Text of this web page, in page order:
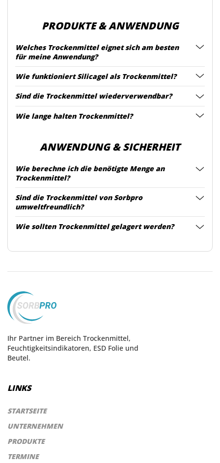
PRODUKTE & ANWENDUNG
Welches Trockenmittel eignet sich am besten
für meine Anwendung?
Wie funktioniert Silicagel als Trockenmittel?
Sind die Trockenmittel wiederverwendbar?
Wie lange halten Trockenmittel?
ANWENDUNG & SICHERHEIT
Wie berechne ich die benötigte Menge an
Trockenmittel?
Sind die Trockenmittel von Sorbpro
umweltfreundlich?
Wie sollten Trockenmittel gelagert werden?
Ihr Partner im Bereich Trockenmittel,
Feuchtigkeitsindikatoren, ESD Folie und
Beutel.
LINKS
STARTSEITE
UNTERNEHMEN
PRODUKTE
TERMINE